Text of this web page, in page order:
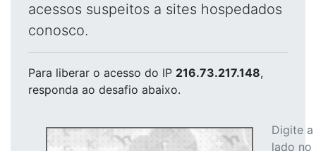
acessos suspeitos a sites hospedados
conosco.
Para liberar o acesso do IP 216.73.217.148,
responda ao desafio abaixo.
Digite
lado no